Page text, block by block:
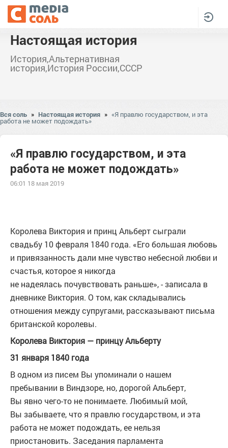
Настоящая история
История,Альтернативная
история,История России,СССР
Вся соль » Настоящая история » «Я правлю государством, и эта
работа не может подождать»
«Я правлю государством, и эта
работа не может подождать»
06:01 18 мая 2019
Королева Виктория и принц Альберт сыграли
свадьбу 10 февраля 1840 года. «Его большая любовь
и привязанность дали мне чувство небесной любви и
счастья, которое я никогда
не надеялась почувствовать раньше», - записала в
дневнике Виктория. О том, как складывались
отношения между супругами, рассказывают письма
британской королевы.
Королева Виктория — принцу Альберту
31 января 1840 года
В одном из писем Вы упоминали о нашем
пребывании в Виндзоре, но, дорогой Альберт,
Вы явно чего-то не понимаете. Любимый мой,
Вы забываете, что я правлю государством, и эта
работа не может подождать, ее нельзя
приостановить. Заседания парламента